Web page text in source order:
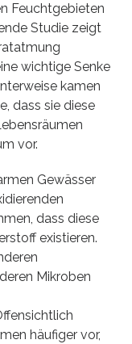
Feuchtgebieten
Studie zeigt
wichtige Senke
kamen
dass sie diese
vor.
Gewässer
dass diese
existieren.
Mikroben
häufiger vor,